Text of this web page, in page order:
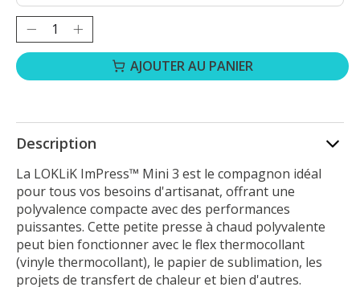
Quantité :
AJOUTER AU PANIER
Description
La LOKLiK ImPress™ Mini 3 est le compagnon idéal
pour tous vos besoins d'artisanat, offrant une
polyvalence compacte avec des performances
puissantes. Cette petite presse à chaud polyvalente
peut bien fonctionner avec le flex thermocollant
(vinyle thermocollant), le papier de sublimation, les
projets de transfert de chaleur et bien d'autres.